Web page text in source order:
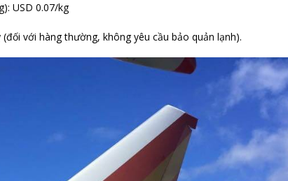
USD 0.07/kg
với hàng thường, không yêu cầu bảo quản lạnh).